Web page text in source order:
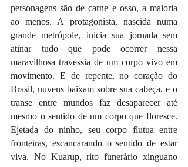
personagens são de carne e osso, a maioria
ao menos. A protagonista, nascida numa
grande metrópole, inicia sua jornada sem
atinar tudo que pode ocorrer nessa
maravilhosa travessia de um corpo vivo em
movimento. E de repente, no coração do
Brasil, nuvens baixam sobre sua cabeça, e o
transe entre mundos faz desaparecer até
mesmo o sentido de um corpo que floresce.
Ejetada do ninho, seu corpo flutua entre
fronteiras, escancarando o sentido de estar
viva. No Kuarup, rito funerário xinguano